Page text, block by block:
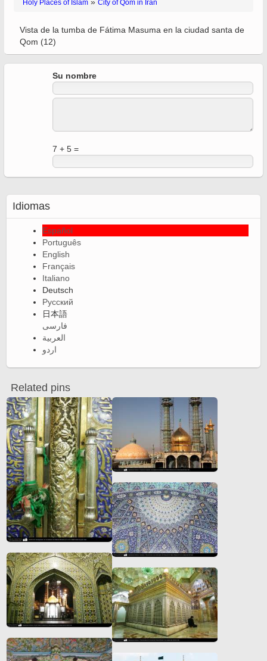
Holy Places of Islam City of Qom in Iran
Vista de la tumba de Fátima Masuma en la ciudad santa de
Qom (12)
Su nombre
7 + 5 =
Idiomas
Español
Português
English
Français
Italiano
Deutsch
Русский
日本語
فارسی
العربية
اردو
Related pins